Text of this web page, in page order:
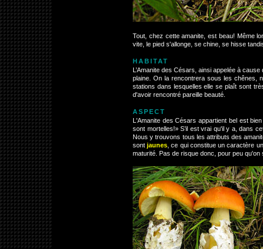
Tout, chez cette amanite, est beau! Même
vite, le pied s'allonge, se chine, se hisse
HABITAT
L’Amanite des Césars, ainsi appelée à
plaine. On la rencontrera sous les chênes,
stations dans lesquelles elle se plaît sont
d'avoir rencontré pareille beauté.
ASPECT
L'Amanite des Césars appartient bel est
sont mortelles!» S’il est vrai qu'il y a, dans
Nous y trouvons tous les attributs des
sontjaunes , ce qui constitue un caractère
maturité. Pas de risque donc, pour peu